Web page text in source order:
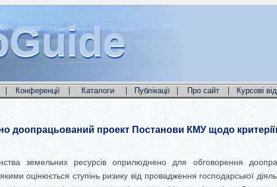
| Конференції | Каталоги | Публікації | Про сайт | Курсові
доопрацьований проект Постанови КМУ щодо
земельних ресурсів оприлюднено для обговорення
оцінюється ступінь ризику від провадження господарської